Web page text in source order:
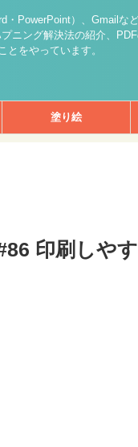
・PowerPoint）、Gmailな
ニング解決法の紹介、
とをやっています。
塗り絵
印刷しや